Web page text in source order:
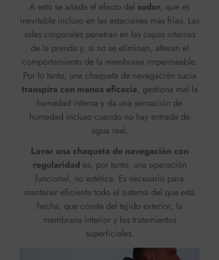
A esto se añade el efecto del sudor, que es
inevitable incluso en las estaciones más frías. Las
sales corporales penetran en las capas internas
de la prenda y, si no se eliminan, alteran el
comportamiento de la membrana impermeable.
Por lo tanto, una chaqueta de navegación sucia
transpira con menos eficacia, gestiona mal la
humedad interna y da una sensación de
humedad incluso cuando no hay entrada de
agua real.
Lavar una chaqueta de navegación con
regularidad es, por tanto, una operación
funcional, no estética. Es necesario para
mantener eficiente todo el sistema del que está
hecha, que consta del tejido exterior, la
membrana interior y los tratamientos
superficiales.